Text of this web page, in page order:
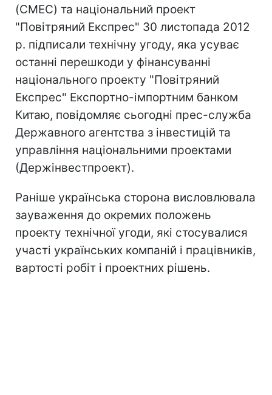
(CMEC) та національний проект
"Повітряний Експрес" 30 листопада 2012
р. підписали технічну угоду, яка усуває
останні перешкоди у фінансуванні
національного проекту "Повітряний
Експрес" Експортно-імпортним банком
Китаю, повідомляє сьогодні прес-служба
Державного агентства з інвестицій та
управління національними проектами
(Держінвестпроект).
Раніше українська сторона висловлювала
зауваження до окремих положень
проекту технічної угоди, які стосувалися
участі українських компаній і працівників,
вартості робіт і проектних рішень.